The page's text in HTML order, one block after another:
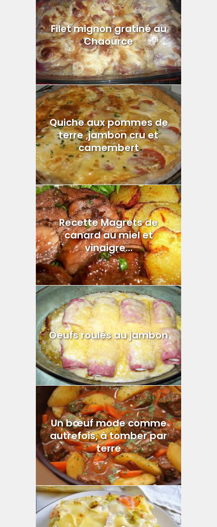
Filet mignon gratiné au
Chaource
Quiche aux pommes de
terre ,jambon cru et
camembert
Recette Magrets de
canard au miel et
vinaigre...
Oeufs roulés au jambon
Un bœuf mode comme
autrefois, à tomber par
terre